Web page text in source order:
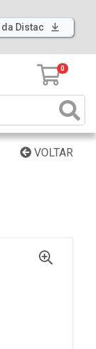
da Distac
0
VOLTAR